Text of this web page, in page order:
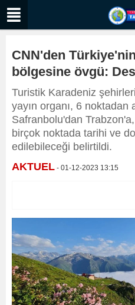
CNN'den
bölgesine övgü:
Turistik Karadeniz
yayın organı, 6 noktadan
Safranbolu'dan
birçok noktada tarihi ve
edilebileceği belirtildi.
AKTUEL - 01-12-2023 13:15